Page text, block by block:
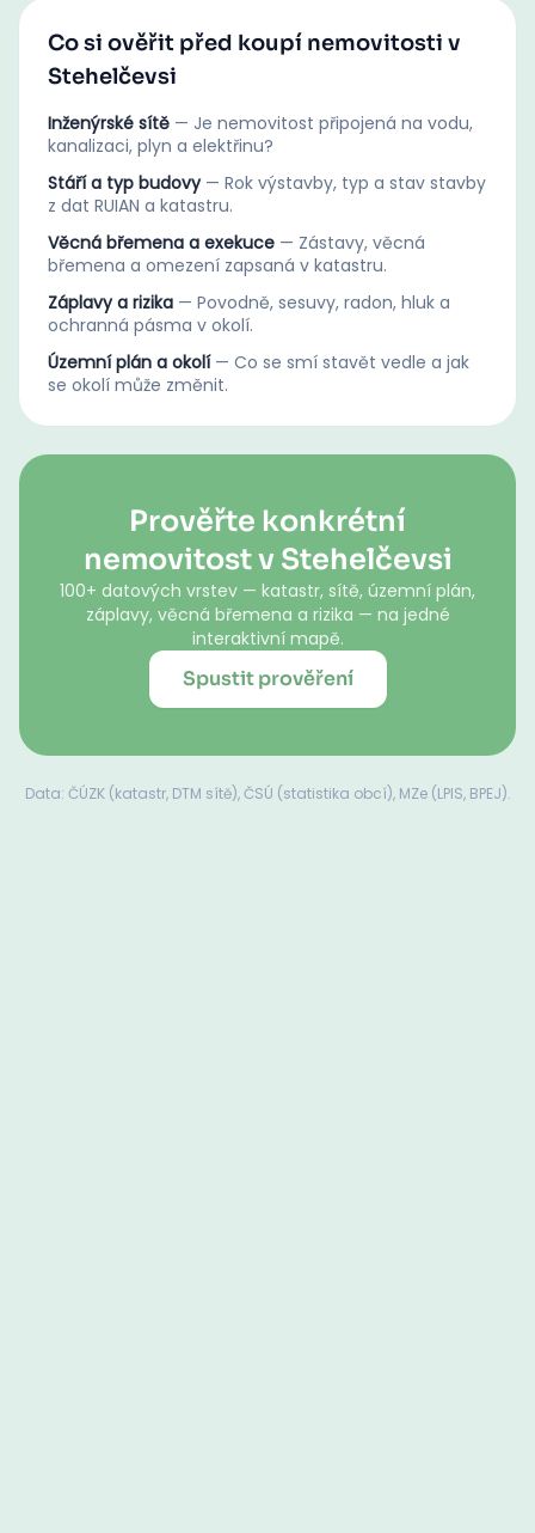
Co si ověřit před koupí nemovitosti v
Stehelčevsi
Inženýrské sítě — Je nemovitost připojená na vodu,
kanalizaci, plyn a elektřinu?
Stáří a typ budovy — Rok výstavby, typ a stav stavby
z dat RUIAN a katastru.
Věcná břemena a exekuce — Zástavy, věcná
břemena a omezení zapsaná v katastru.
Záplavy a rizika — Povodně, sesuvy, radon, hluk a
ochranná pásma v okolí.
Územní plán a okolí — Co se smí stavět vedle a jak
se okolí může změnit.
Prověřte konkrétní
nemovitost v Stehelčevsi
100+ datových vrstev — katastr, sítě, územní plán,
záplavy, věcná břemena a rizika — na jedné
interaktivní mapě.
Spustit prověření
Data: ČÚZK (katastr, DTM sítě), ČSÚ (statistika obcí), MZe (LPIS, BPEJ).